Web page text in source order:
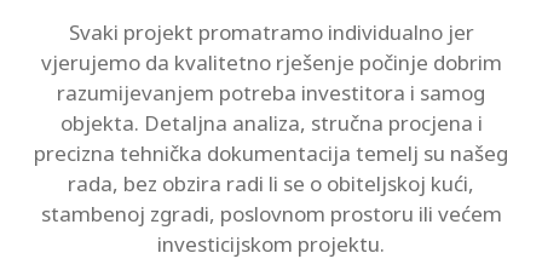
Svaki projekt promatramo individualno jer
vjerujemo da kvalitetno rješenje počinje dobrim
razumijevanjem potreba investitora i samog
objekta. Detaljna analiza, stručna procjena i
precizna tehnička dokumentacija temelj su našeg
rada, bez obzira radi li se o obiteljskoj kući,
stambenoj zgradi, poslovnom prostoru ili većem
investicijskom projektu.